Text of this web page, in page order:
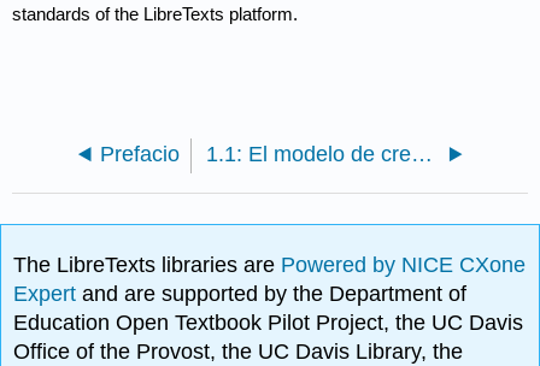
standards of the LibreTexts platform.
Prefacio 1.1: El modelo de crecimiento maltusiano
The LibreTexts libraries are Powered by NICE CXone
Expertand are supported by the Department of
Education Open Textbook Pilot Project, the UC Davis
Office of the Provost, the UC Davis Library, the